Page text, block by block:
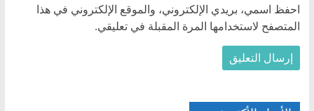
احفظ اسمي، بريدي الإلكتروني، والموقع الإلكتروني في هذا
المتصفح لاستخدامها المرة المقبلة في تعليقي.